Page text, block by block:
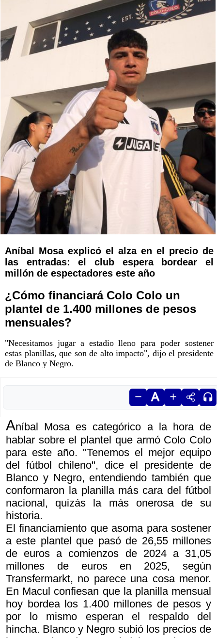
Aníbal Mosa explicó el alza en el precio de
las entradas: el club espera bordear el
millón de espectadores este año
¿Cómo financiará Colo Colo un
plantel de 1.400 millones de pesos
mensuales?
"Necesitamos jugar a estadio lleno para poder sostener
estas planillas, que son de alto impacto", dijo el presidente
de Blanco y Negro.
Aníbal Mosa es categórico a la hora de
hablar sobre el plantel que armó Colo Colo
para este año. "Tenemos el mejor equipo
del fútbol chileno", dice el presidente de
Blanco y Negro, entendiendo también que
conformaron la planilla más cara del fútbol
nacional, quizás la más onerosa de su
historia.
El financiamiento que asoma para sostener
a este plantel que pasó de 26,55 millones
de euros a comienzos de 2024 a 31,05
millones de euros en 2025, según
Transfermarkt, no parece una cosa menor.
En Macul confiesan que la planilla mensual
hoy bordea los 1.400 millones de pesos y
por lo mismo esperan el respaldo del
hincha. Blanco y Negro subió los precios de